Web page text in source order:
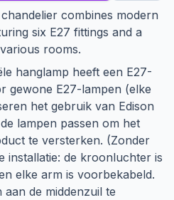
combines modern
six E27 fittings and a
rooms.
hanglamp heeft een E27-
gewone E27-lampen (elke
het gebruik van Edison
lampen passen om het
te versterken. (Zonder
installatie: de kroonluchter is
elke arm is voorbekabeld.
de middenzuil te